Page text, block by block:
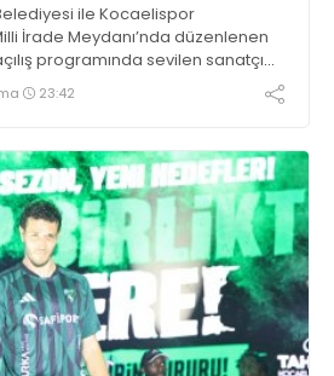
ile Kocaelispor
İrade Meydanı’nda düzenlenen
programında sevilen sanatçı
meydanı inletti.
23:42